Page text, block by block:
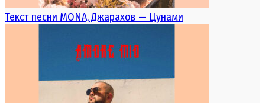
Текст песни MONA, Джарахов — Цунами